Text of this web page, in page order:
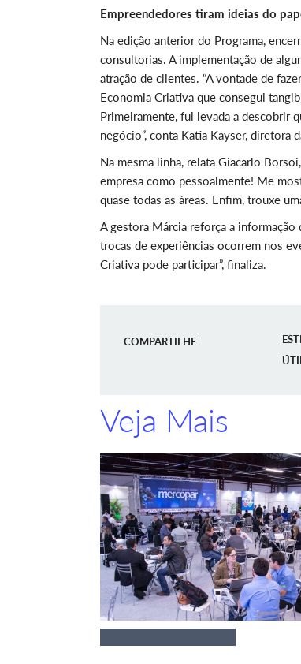
Empreendedores tiram ideias do
Na edição anterior do Programa,
consultorias. A implementação de
atração de clientes. “A vontade de
Economia Criativa que consegui
Primeiramente, fui levada a descobrir
negócio”, conta Katia Kayser, diretora
Na mesma linha, relata Giacarlo
empresa como pessoalmente! Me
quase todas as áreas. Enfim, trouxe
A gestora Márcia reforça a
trocas de experiências ocorrem nos
Criativa pode participar”, finaliza.
COMPARTILHE
Veja Mais